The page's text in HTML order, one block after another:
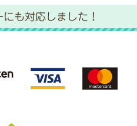
も対応しました！